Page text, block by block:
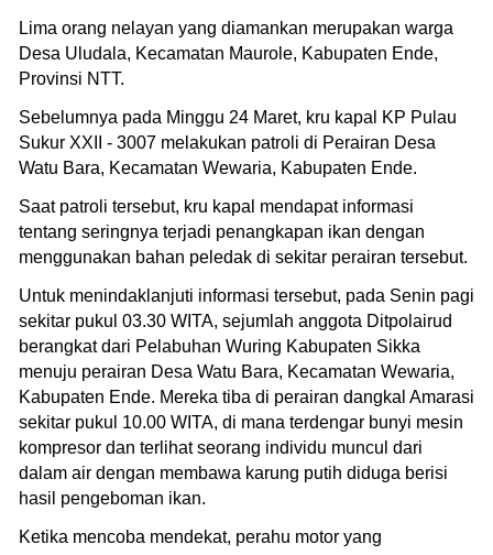
Lima orang nelayan yang diamankan merupakan warga
Desa Uludala, Kecamatan Maurole, Kabupaten Ende,
Provinsi NTT.
Sebelumnya pada Minggu 24 Maret, kru kapal KP Pulau
Sukur XXII - 3007 melakukan patroli di Perairan Desa
Watu Bara, Kecamatan Wewaria, Kabupaten Ende.
Saat patroli tersebut, kru kapal mendapat informasi
tentang seringnya terjadi penangkapan ikan dengan
menggunakan bahan peledak di sekitar perairan tersebut.
Untuk menindaklanjuti informasi tersebut, pada Senin pagi
sekitar pukul 03.30 WITA, sejumlah anggota Ditpolairud
berangkat dari Pelabuhan Wuring Kabupaten Sikka
menuju perairan Desa Watu Bara, Kecamatan Wewaria,
Kabupaten Ende. Mereka tiba di perairan dangkal Amarasi
sekitar pukul 10.00 WITA, di mana terdengar bunyi mesin
kompresor dan terlihat seorang individu muncul dari
dalam air dengan membawa karung putih diduga berisi
hasil pengeboman ikan.
Ketika mencoba mendekat, perahu motor yang